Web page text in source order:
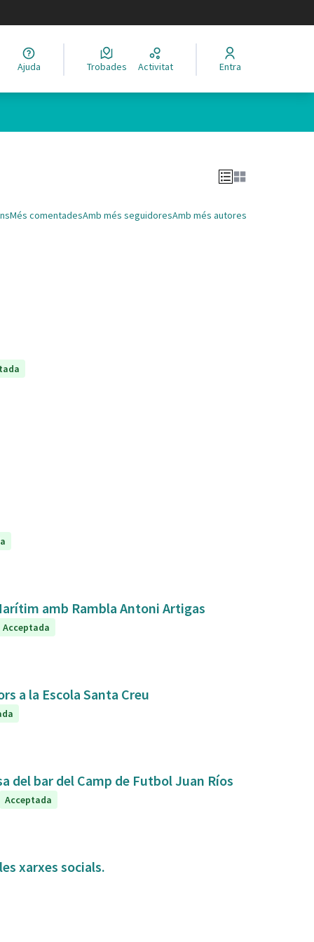
Elegir el idioma
Ajuda Trobades Activitat Entra
Més comentadesAmb més seguidoresAmb més autores
amb Rambla Antoni Artigas
Acceptada
a la Escola Santa Creu
del bar del Camp de Futbol Juan Ríos
Acceptada
xarxes socials.